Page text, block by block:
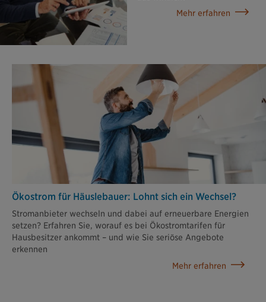
Mehr erfahren
Ökostrom für Häuslebauer: Lohnt sich ein Wechsel?
Stromanbieter wechseln und dabei auf erneuerbare Energien
setzen? Erfahren Sie, worauf es bei Ökostromtarifen für
Hausbesitzer ankommt – und wie Sie seriöse Angebote
erkennen
Mehr erfahren